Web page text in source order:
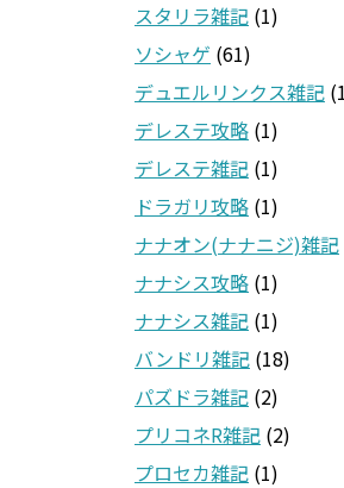
スタリラ雑記 (1)
ソシャゲ (61)
デュエルリンクス雑記
デレステ攻略 (1)
デレステ雑記 (1)
ドラガリ攻略 (1)
ナナオン(ナナニジ)雑記
ナナシス攻略 (1)
ナナシス雑記 (1)
バンドリ雑記 (18)
パズドラ雑記 (2)
プリコネR雑記 (2)
プロセカ雑記 (1)